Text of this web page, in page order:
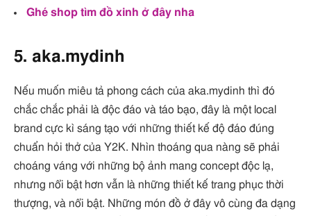
Ghé shop tìm đồ xinh ở đây nha
5. aka.mydinh
Nếu muốn miêu tả phong cách của aka.mydinh thì đó
chắc chắc phải là độc đáo và táo bạo, đây là một local
brand cực kì sáng tạo với những thiết kế độ đáo đúng
chuẩn hỏi thở của Y2K. Nhìn thoáng qua nàng sẽ phải
choáng váng với những bộ ảnh mang concept độc lạ,
nhưng nổi bật hơn vẫn là những thiết kế trang phục thời
thượng, và nổi bật. Những món đồ ở đây vô cùng đa dạng